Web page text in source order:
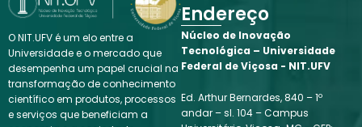
O NIT.UFV é um elo entre a
Universidade e o mercado que
desempenha um papel crucial na
transformação de conhecimento
científico em produtos, processos
e serviços que beneficiam a
Endereço
Núcleo de Inovação
Tecnológica – Universidade
Federal de Viçosa - NIT.UFV
Ed. Arthur Bernardes, 840 – 1º
andar – sl. 104 – Campus